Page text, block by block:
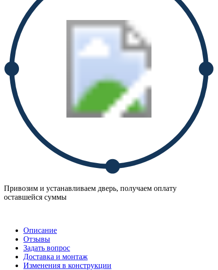
Привозим и устанавливаем дверь, получаем оплату
оставшейся суммы
Описание
Отзывы
Задать вопрос
Доставка и монтаж
Изменения в конструкции